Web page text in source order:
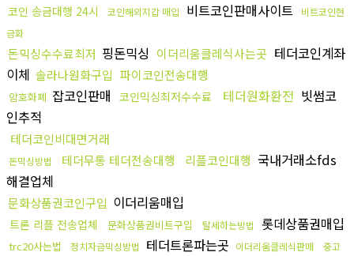
코인 송금대행 24시 코인해외지갑 매입 비트코인판매사이트
비트코인현
금화
돈믹싱수수료최저 핑돈믹싱 이더리움클레식사는곳 테더코인계좌
이체 솔라나원화구입 파이코인전송대행
암호화폐 잡코인판매 코인믹싱최저수수료 테더원화환전 빗썸코
인추적
테더코인비대면거래
돈믹싱방법 테더무통 테더전송대행 리플코인대행 국내거래소fds
해결업체
문화상품권코인구입 이더리움매입
트론 리플 전송업체 문화상품권비트구입 탈세하는방법 롯데상품권매입
trc20사는법 정치자금믹싱방법 테더트론파는곳 이더리움클레식판매
중고